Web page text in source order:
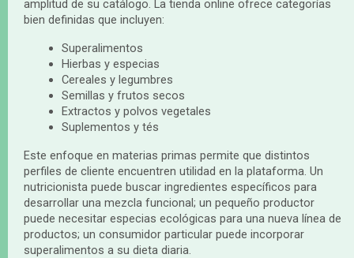
amplitud de su catálogo. La tienda online ofrece categorías
bien definidas que incluyen:
Superalimentos
Hierbas y especias
Cereales y legumbres
Semillas y frutos secos
Extractos y polvos vegetales
Suplementos y tés
Este enfoque en materias primas permite que distintos
perfiles de cliente encuentren utilidad en la plataforma. Un
nutricionista puede buscar ingredientes específicos para
desarrollar una mezcla funcional; un pequeño productor
puede necesitar especias ecológicas para una nueva línea de
productos; un consumidor particular puede incorporar
superalimentos a su dieta diaria.